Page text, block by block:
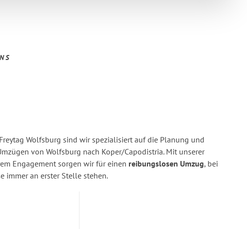
Wolfsburg sind wir spezialisiert auf die Planung und
von Wolfsburg nach Koper/Capodistria. Mit unserer
Engagement sorgen wir für einen reibungslosen Umzug, bei
immer an erster Stelle stehen.